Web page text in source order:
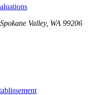
Valley, WA 99206